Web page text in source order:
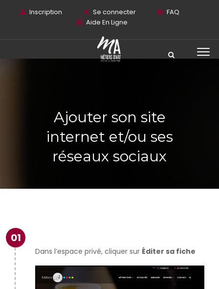
Inscription Se connecter
FAQ
Aide En Ligne
Ajouter son site
internet et/ou ses
réseaux sociaux
01
Dans l’espace privé, cliquer sur Éditer sa fiche